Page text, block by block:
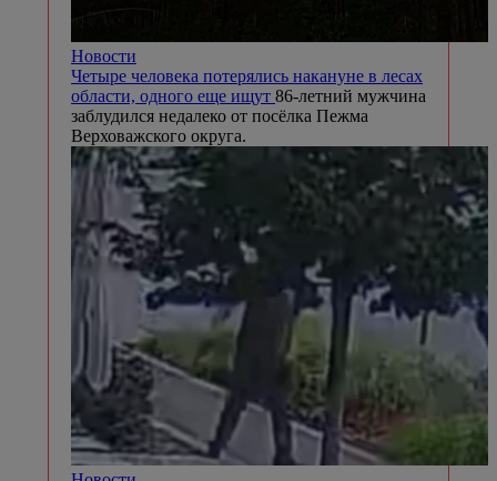
Новости
Четыре человека потерялись накануне в лесах
области, одного еще ищут 86-летний мужчина
заблудился недалеко от посёлка Пежма
Верховажского округа.